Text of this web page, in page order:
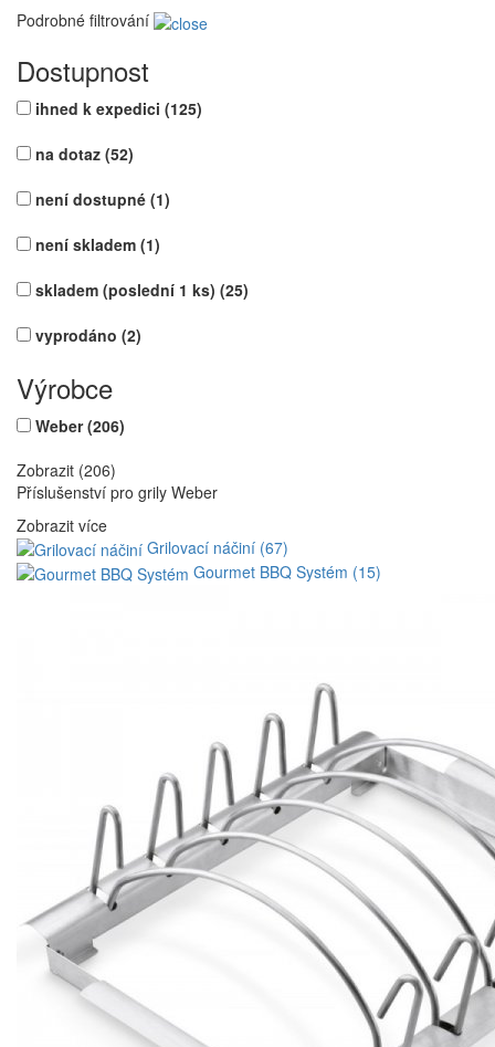
Podrobné filtrování
Dostupnost
ihned k expedici (125)
na dotaz (52)
není dostupné (1)
není skladem (1)
skladem (poslední 1 ks) (25)
vyprodáno (2)
Výrobce
Weber(206)
Zobrazit (206)
Příslušenství pro grily Weber
Zobrazit více
Grilovací náčiní (67)
Gourmet BBQ Systém (15)